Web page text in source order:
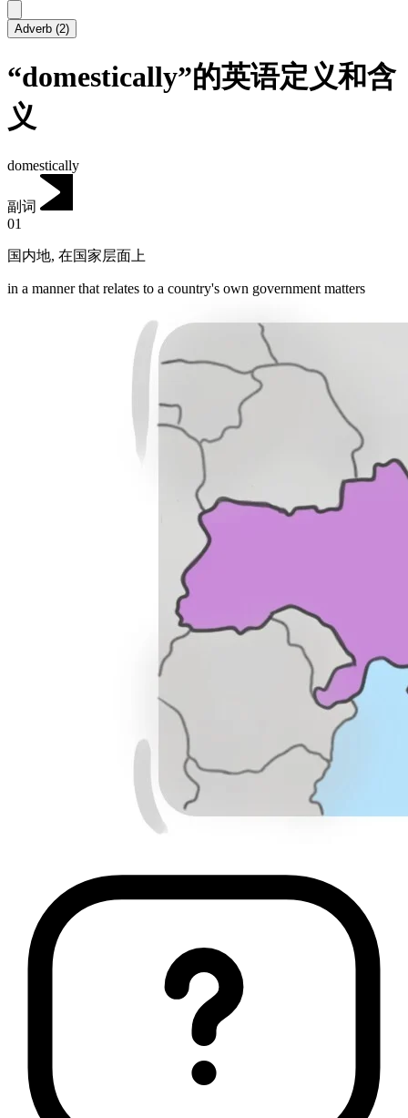
Adverb (2)
“domestically”的英语定义和含
义
domestically
副词
01
国内地, 在国家层面上
in a manner that relates to a country's own government matters